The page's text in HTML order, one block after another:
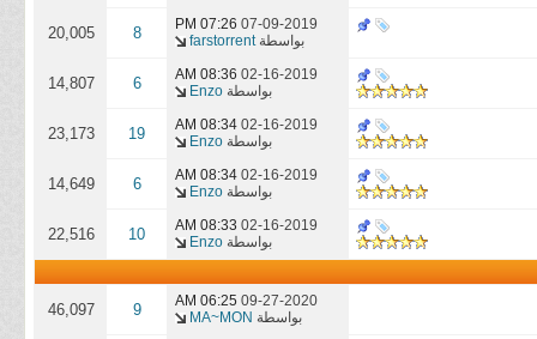
07-09-2019
07:26 PM
بواسطةfarstorrent
8
20,005
02-16-2019
08:36 AM
بواسطة Enzo
6
14,807
02-16-2019
08:34 AM
بواسطة Enzo
19
23,173
02-16-2019
08:34 AM
بواسطة Enzo
6
14,649
02-16-2019
08:33 AM
بواسطة Enzo
10
22,516
09-27-2020
06:25 AM
بواسطة MA~MON
9
46,097